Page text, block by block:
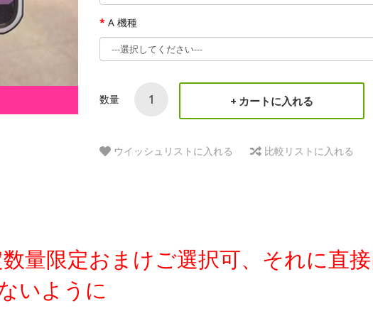
A 機種
数量 カートに入れる
ウイッシュリストに入れる 比較リストに入れる
量限定おまけご選択可、それに直
いように